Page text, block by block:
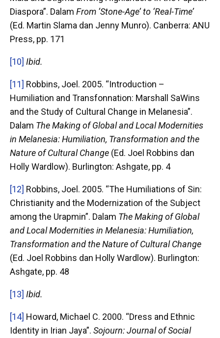
Diaspora”. Dalam From ‘Stone-Age’ to ‘Real-Time’
(Ed. Martin Slama dan Jenny Munro). Canberra: ANU
Press, pp. 171
[10] Ibid.
[11] Robbins, Joel. 2005. “Introduction –
Humiliation and Transfonnation: Marshall SaWins
and the Study of Cultural Change in Melanesia”.
Dalam The Making of Global and Local Modernities
in Melanesia: Humiliation, Transformation and the
Nature of Cultural Change (Ed. Joel Robbins dan
Holly Wardlow). Burlington: Ashgate, pp. 4
[12] Robbins, Joel. 2005. “The Humiliations of Sin:
Christianity and the Modernization of the Subject
among the Urapmin”. Dalam The Making of Global
and Local Modernities in Melanesia: Humiliation,
Transformation and the Nature of Cultural Change
(Ed. Joel Robbins dan Holly Wardlow). Burlington:
Ashgate, pp. 48
[13] Ibid.
[14] Howard, Michael C. 2000. “Dress and Ethnic
Identity in Irian Jaya”. Sojourn: Journal of Social